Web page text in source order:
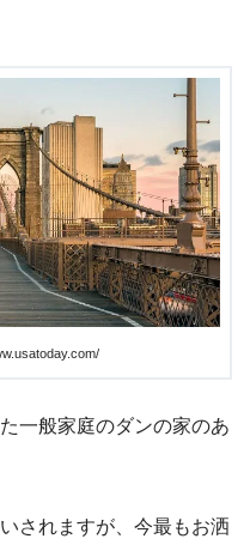
一般家庭のダンの家のあ
されますが、今最もお洒